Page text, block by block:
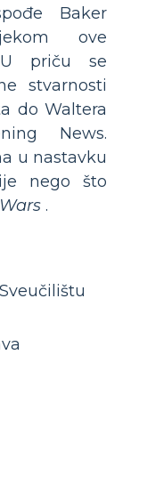
Baker
ove
U priču se
stvarnosti
do Waltera
News.
u nastavku
nego što
.